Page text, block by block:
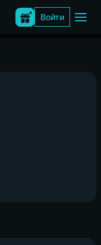
Войти